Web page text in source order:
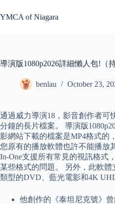
to
content
YMCA of Niagara
導演版1080p2026詳細懶人包!（
benlau October 23,
通過威力導演18，影音創作者可
分鐘的長片檔案。 導演版
影網站下載的檔案是MP4格式的
您原有的播放軟體也許不能播放
In-One支援所有常見的視訊格式
某些格式的問題。 另外，此軟
類型的DVD、藍光電影和4K
他創作的《泰坦尼克號》